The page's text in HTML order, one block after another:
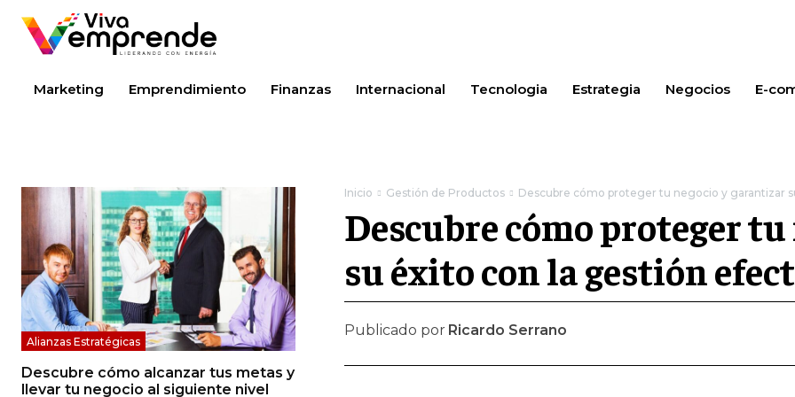
Marketing Emprendimiento Finanzas Internacional Tecnologia Estrategia Negocios E-
Alianzas Estratégicas
Descubre cómo alcanzar tus metas y
llevar tu negocio al siguiente nivel
Inicio Gestión de Productos Descubre cómo proteger tu negocio y garantizar
Descubre cómo proteger
su éxito con la gestión
Publicado por Ricardo Serrano